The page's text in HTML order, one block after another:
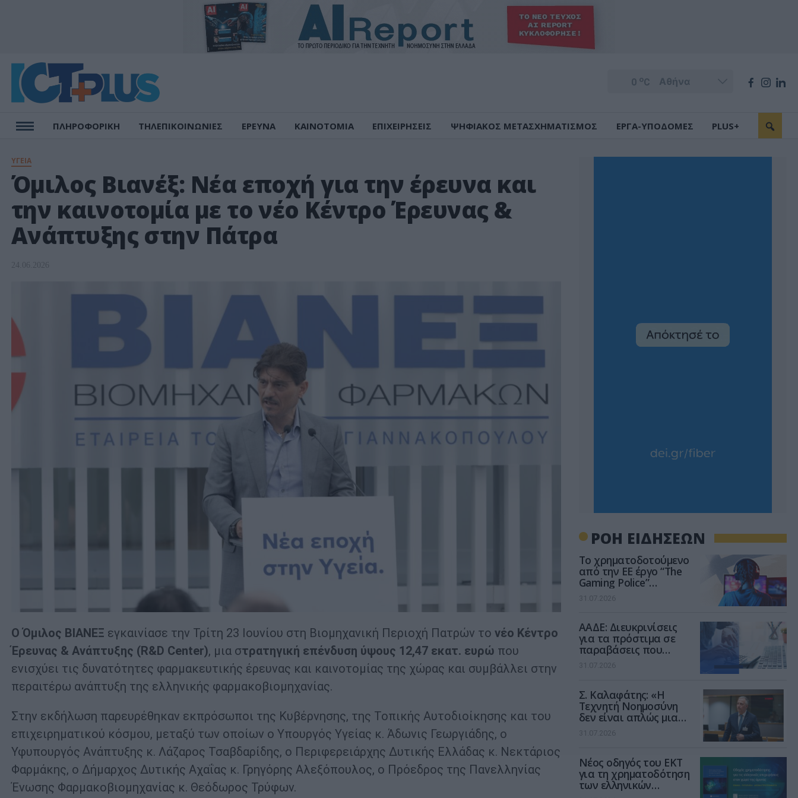
0 oC
ΠΛΗΡΟΦΟΡΙΚΗ ΤΗΛΕΠΙΚΟΙΝΩΝΙΕΣ ΕΡΕΥΝΑ ΚΑΙΝΟΤΟΜΙΑ ΕΠΙΧΕΙΡΗΣΕΙΣ ΨΗΦΙΑΚΟΣ ΜΕΤΑΣΧΗΜΑΤΙΣΜΟΣ ΕΡΓΑ-ΥΠΟΔΟΜΕΣ PLUS+
ΥΓΕΙΑ
Όμιλος Βιανέξ: Νέα εποχή για την έρευνα και
την καινοτομία με το νέο Κέντρο Έρευνας &
Ανάπτυξης στην Πάτρα
24.06.2026
Ο Όμιλος ΒΙΑΝΕΞ εγκαινίασε την Τρίτη 23 Ιουνίου στη Βιομηχανική Περιοχή Πατρών το νέο Κέντρο
Έρευνας & Ανάπτυξης (R&D Center), μια στρατηγική επένδυση ύψους 12,47 εκατ. ευρώ που
ενισχύει τις δυνατότητες φαρμακευτικής έρευνας και καινοτομίας της χώρας και συμβάλλει στην
περαιτέρω ανάπτυξη της ελληνικής φαρμακοβιομηχανίας.
Στην εκδήλωση παρευρέθηκαν εκπρόσωποι της Κυβέρνησης, της Τοπικής Αυτοδιοίκησης και του
επιχειρηματικού κόσμου, μεταξύ των οποίων ο Υπουργός Υγείας κ. Άδωνις Γεωργιάδης, ο
Υφυπουργός Ανάπτυξης κ. Λάζαρος Τσαβδαρίδης, ο Περιφερειάρχης Δυτικής Ελλάδας κ. Νεκτάριος
Φαρμάκης, ο Δήμαρχος Δυτικής Αχαΐας κ. Γρηγόρης Αλεξόπουλος, o Πρόεδρος της Πανελληνίας
Ένωσης Φαρμακοβιομηχανίας κ. Θεόδωρος Τρύφων.
ΡΟΗ ΕΙΔΗΣΕΩΝ
Το χρηματοδοτούμενο
από την ΕΕ έργο “The
Gaming Police”
ενισχύει την ασφάλεια
των παιδιών στο
31.07.2026
ΑΑΔΕ: Διευκρινίσεις
για τα πρόστιμα σε
παραβάσεις που
αφορούν τους ΦΗΜ
31.07.2026
Σ. Καλαφάτης: «Η
Τεχνητή Νοημοσύνη
δεν είναι απλώς μια
νέα τεχνολογία, είναι
μια νέα βιομηχανική
31.07.2026
Νέος οδηγός του ΕΚΤ
για τη χρηματοδότηση
των ελληνικών